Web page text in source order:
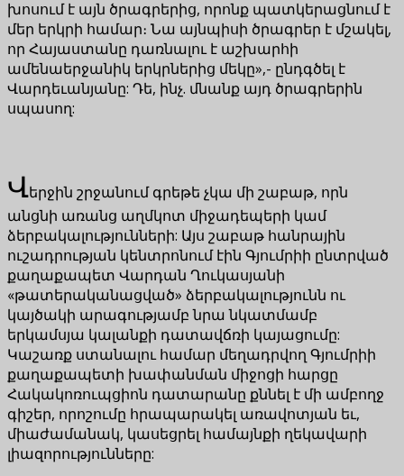
խոսում է այն ծրագրերից, որոնք պատկերացնում է
մեր երկրի համար։ Նա այնպիսի ծրագրեր է մշակել,
որ Հայաստանը դառնալու է աշխարհի
ամենաերջանիկ երկրներից մեկը»,- ընդգծել է
Վարդեւանյանը: Դե, ինչ. մնանք այդ ծրագրերին
սպասող:
Վերջին շրջանում գրեթե չկա մի շաբաթ, որն
անցնի առանց աղմկոտ միջադեպերի կամ
ձերբակալությունների: Այս շաբաթ հանրային
ուշադրության կենտրոնում էին Գյումրիի ընտրված
քաղաքապետ Վարդան Ղուկասյանի
«թատերականացված» ձերբակալությունն ու
կայծակի արագությամբ նրա նկատմամբ
երկամսյա կալանքի դատավճռի կայացումը:
Կաշառք ստանալու համար մեղադրվող Գյումրիի
քաղաքապետի խափանման միջոցի հարցը
Հակակոռուպցիոն դատարանը քննել է մի ամբողջ
գիշեր, որոշումը հրապարակել առավոտյան եւ,
միաժամանակ, կասեցրել համայնքի ղեկավարի
լիազորությունները: